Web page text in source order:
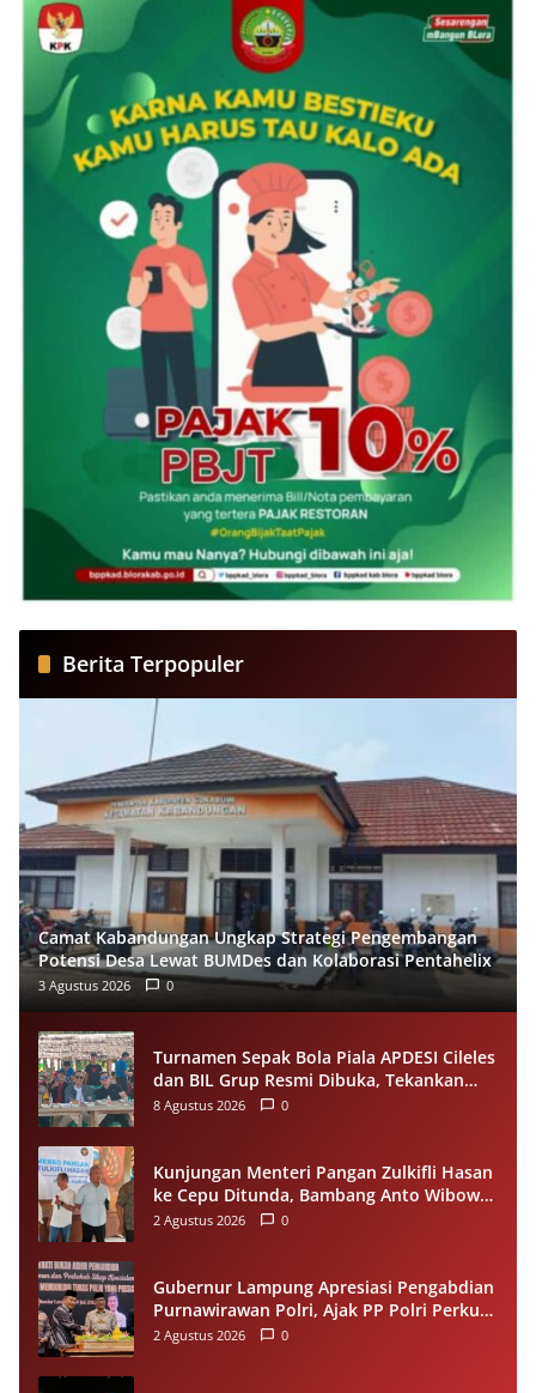
Berita Terpopuler
Camat Kabandungan Ungkap Strategi Pengembangan
Potensi Desa Lewat BUMDes dan Kolaborasi Pentahelix
3 Agustus 2026 0
Turnamen Sepak Bola Piala APDESI Cileles
dan BIL Grup Resmi Dibuka, Tekankan
Sportivitas
8 Agustus 2026 0
Kunjungan Menteri Pangan Zulkifli Hasan
ke Cepu Ditunda, Bambang Anto Wibowo
Tetap Salurkan Bantuan kepada Warga
2 Agustus 2026 0
Gubernur Lampung Apresiasi Pengabdian
Purnawirawan Polri, Ajak PP Polri Perkuat
Stabilitas dan Dukung Pembangunan
2 Agustus 2026 0